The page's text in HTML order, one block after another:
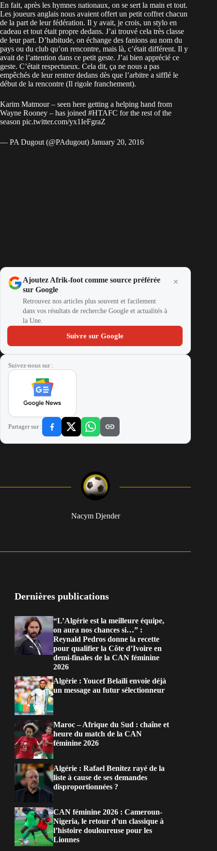
En fait, après les hymnes nationaux, on se sert la main et tout.
Les joueurs anglais nous avaient offert un petit coffret chacun
de la part de leur fédération. Il y avait, je crois, un stylo en
cadeau et tout était propre dedans. J’ai trouvé cela très classe
de leur part. D’habitude, on échange des fanions au nom du
pays ou du club qu’on rencontre, mais là, c’était différent. Il y
avait de l’attention dans ce petit geste. J’ai bien apprécié ce
geste. C’était respectueux. Cela dit, ça ne nous a pas
empêchés de leur rentrer dedans dès que l’arbitre a sifflé le
début de la rencontre (Il rigole franchement).
Karim Matmour – seen here getting a helping hand from
Wayne Rooney – has joined #HTAFC for the rest of the
season pic.twitter.com/yx1IeFgraZ
— PA Dugout (@PAdugout) January 20, 2016
Ajoutez Afrik-foot comme source préférée
sur Google
Retrouvez nos articles plus souvent et facilement
dans vos résultats de recherche Google et actualités à
la Une.
Suivre sur Google
Suivez-nous sur :
Partager sur :
Nacym Djender
Dernières publications
“L’Algérie est la meilleure équipe,
on aura nos chances si…” :
Reynald Pedros donne la recette
pour qualifier la Côte d’Ivoire en
demi-finales de la CAN féminine
2026
Algérie : Youcef Belaïli envoie déjà
un message au futur sélectionneur
Maroc – Afrique du Sud : chaîne et
heure du match de la CAN
féminine 2026
Algérie : Rafael Benitez rayé de la
liste à cause de ses demandes
disproportionnées ?
CAN féminine 2026 : Cameroun-
Nigeria, le retour d’un classique à
l’histoire douloureuse pour les
Lionnes